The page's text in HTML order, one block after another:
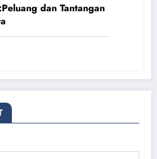
dan Tantangan